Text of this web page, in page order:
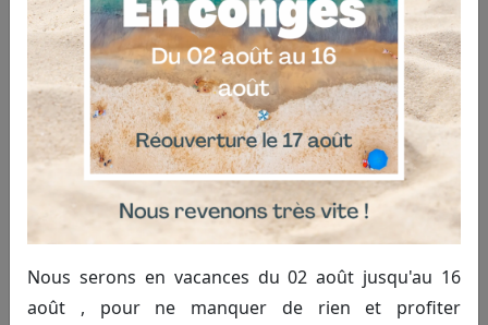
Nous serons en vacances du 02 août jusqu'au 16
août , pour ne manquer de rien et profiter